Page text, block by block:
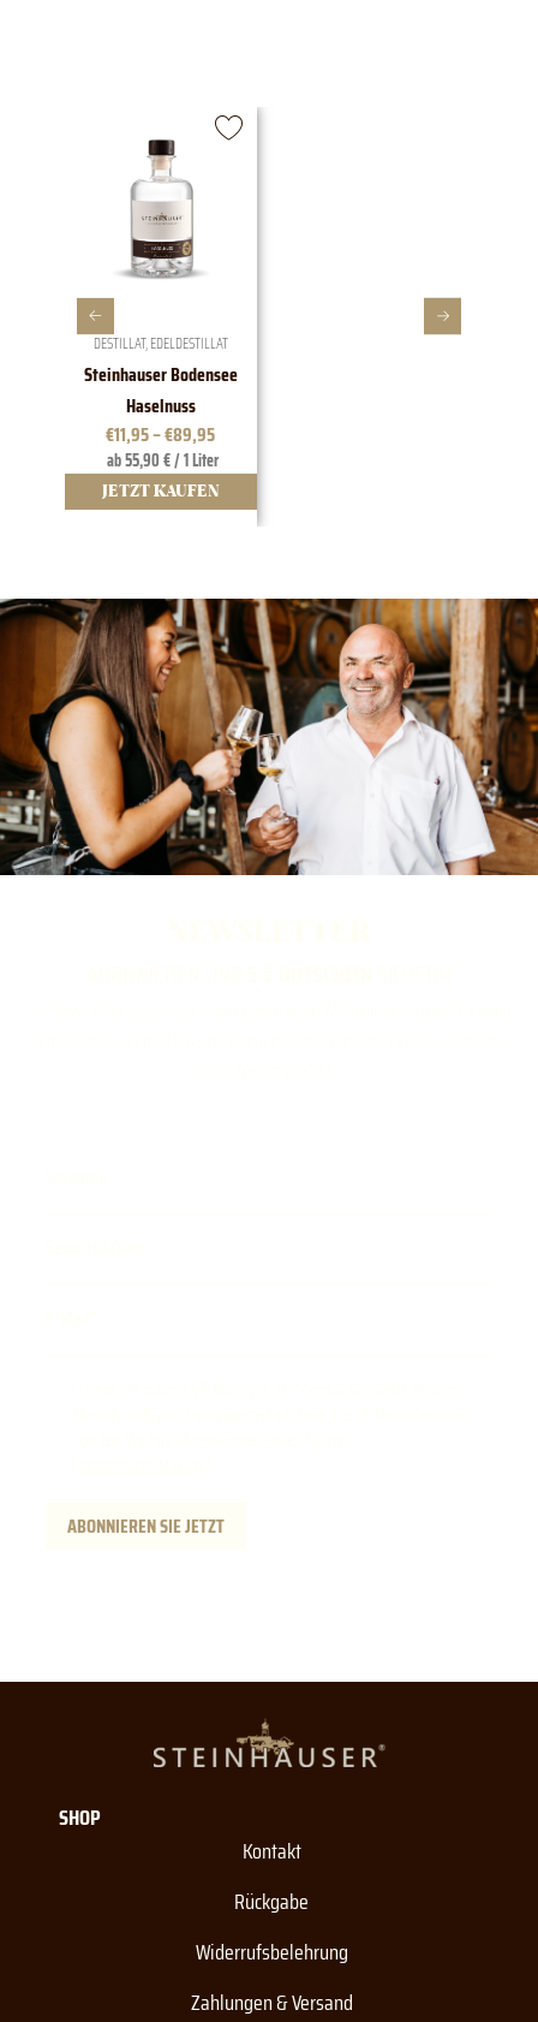
DESTILLAT,EDELDESTILLAT
Steinhauser Bodensee
Haselnuss
€11,95–€89,95
ab 55,90 € / 1 Liter
JETZT KAUFEN
ABONNIEREN SIE JETZT
SHOP
Kontakt
Rückgabe
Widerrufsbelehrung
Zahlungen & Versand